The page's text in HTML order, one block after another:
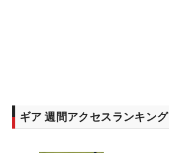
ギア 週間アクセスランキング